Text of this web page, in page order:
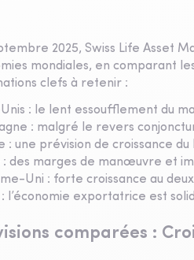
2025, Swiss Life Asset
mondiales, en comparant
clefs à retenir :
: le lent essoufflement du
: malgré le revers
: une prévision de croissance
: des marges de manœuvre et
Uni : forte croissance au
l’économie exportatrice est
comparées :